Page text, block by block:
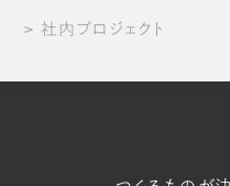
社内プロジェクト